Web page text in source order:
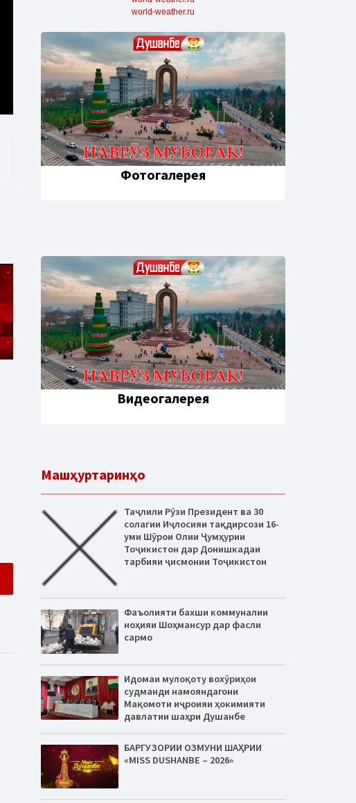
world-weather.ru
Фотогалерея
Видеогалерея
Машҳуртаринҳо
Таҷлили Рӯзи Президент ва 30
солагии Иҷлосияи тақдирсози 16-
уми Шӯрои Олии Ҷумҳурии
Тоҷикистон дар Донишкадаи
тарбияи ҷисмонии Тоҷикистон
Фаъолияти бахши коммуналии
ноҳияи Шоҳмансур дар фасли
сармо
Идомаи мулоқоту вохӯриҳои
судманди намояндагони
Мақомоти иҷроияи ҳокимияти
давлатии шаҳри Душанбе
БАРГУЗОРИИ ОЗМУНИ ШАҲРИИ
«MISS DUSHANBE – 2026»